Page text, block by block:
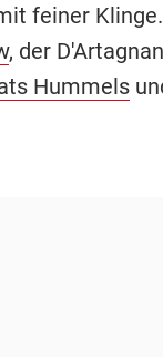
feiner
, der
Hummels